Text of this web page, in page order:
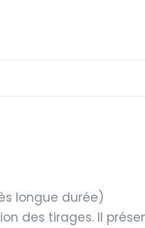
longue durée)
des tirages. Il